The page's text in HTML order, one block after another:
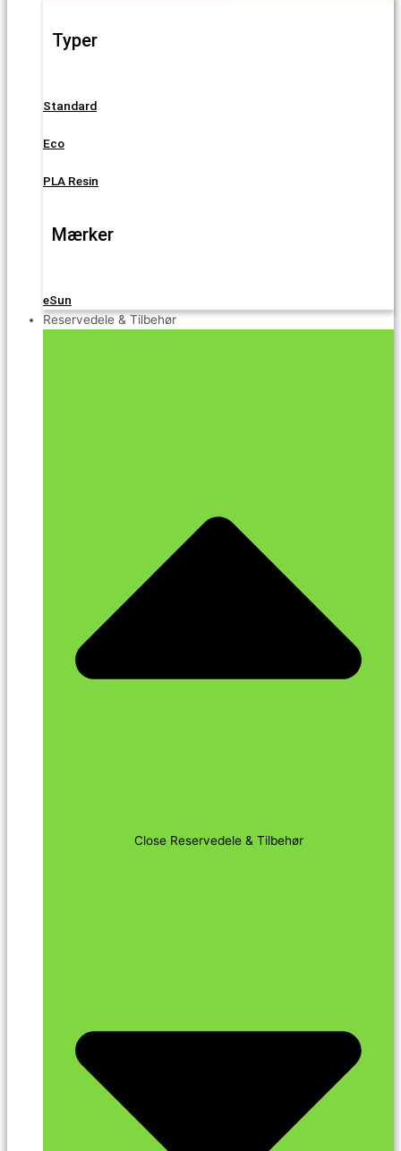
Typer
Standard
Eco
PLA Resin
Mærker
eSun
Reservedele & Tilbehør
Close Reservedele & Tilbehør